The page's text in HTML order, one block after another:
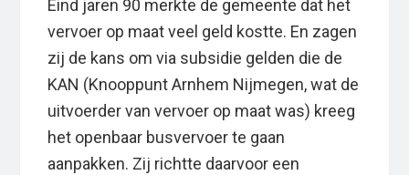
Eind jaren 90 merkte de gemeente dat het
vervoer op maat veel geld kostte. En zagen
zij de kans om via subsidie gelden die de
KAN (Knooppunt Arnhem Nijmegen, wat de
uitvoerder van vervoer op maat was) kreeg
het openbaar busvervoer te gaan
aanpakken. Zij richtte daarvoor een